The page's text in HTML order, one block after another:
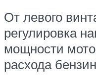
От левого
регулировка
мощности
расхода